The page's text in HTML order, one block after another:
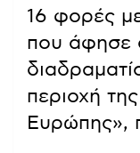
16 φορές
που άφησε
περιοχή
Ευρώπης»,